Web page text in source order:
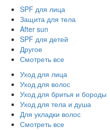
SPF для лица
Защита для тела
After sun
SPF для детей
Другое
Смотреть все
Уход для лица
Уход для волос
Уход для бритья и бороды
Уход для тела и душа
Для укладки волос
Смотреть все